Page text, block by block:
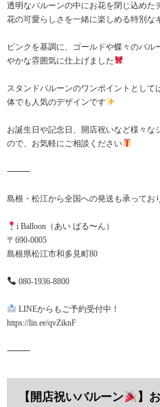
透明なバルーンの中にお花を閉じ込めた
花の可愛らしさを一緒に楽しめる特別な
ピンクを基調に、ゴールドや蝶々のバ
やかな雰囲気に仕上げました
スタンドバルーンのワンポイントとし
体でも人気のデザインです
お誕生日や記念日、開店祝いなど様々
ので、お気軽にご相談ください
⸻
島根・松江から全国への発送も承ってお
i Balloon（あい ばる〜ん）
〒690-0005
島根県松江市和多見町80
080-1936-8800
LINEからもご予約受付中！
https://lin.ee/qvZiknF
⸻
【開店祝いバルーン
】